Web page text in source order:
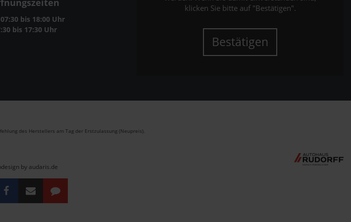
bis 18:00 Uhr
bis 17:30 Uhr
klicken Sie bitte auf "Bestätigen".
Bestätigen
des Herstellers am Tag der Erstzulassung (Neupreis).
by audaris.de